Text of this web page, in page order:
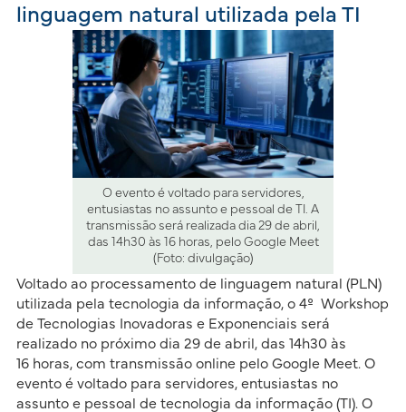
linguagem natural utilizada pela TI
O evento é voltado para servidores,
entusiastas no assunto e pessoal de TI. A
transmissão será realizada dia 29 de abril,
das 14h30 às 16 horas, pelo Google Meet
(Foto: divulgação)
Voltado ao processamento de linguagem natural (PLN)
utilizada pela tecnologia da informação, o 4º Workshop
de Tecnologias Inovadoras e Exponenciais será
realizado no próximo dia 29 de abril, das 14h30 às
16 horas, com transmissão online pelo Google Meet. O
evento é voltado para servidores, entusiastas no
assunto e pessoal de tecnologia da informação (TI). O